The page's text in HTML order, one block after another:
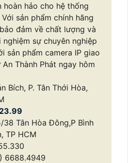
hoàn hảo cho hệ thống
sản phẩm chính hãng
đảm về chất lượng và
nghiệm sự chuyên nghiệp
sản phẩm camera IP giao
Thành Phát ngay hôm
Bích, P. Tân Thới Hòa,
38 Tân Hòa Đông,P Bình
TP HCM
6688.4949